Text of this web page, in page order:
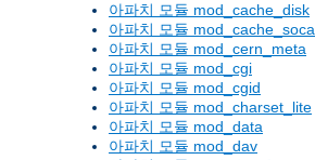
아파치 모듈 mod_cache_disk
아파치 모듈
아파치 모듈 mod_cern_meta
아파치 모듈 mod_cgi
아파치 모듈 mod_cgid
아파치 모듈 mod_charset_lite
아파치 모듈 mod_data
아파치 모듈 mod_dav